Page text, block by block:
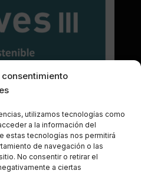
utilizamos tecnologías como
a la información del
estas tecnologías nos permitirá
de navegación o las
No consentir o retirar el
a ciertas
Tots els drets
dissenyada per